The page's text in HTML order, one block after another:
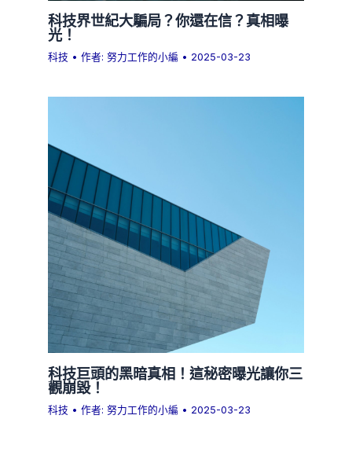
科技界世紀大騙局？你還在信？真相曝
光！
科技 • 作者:努力工作的小編 • 2025-03-23
科技巨頭的黑暗真相！這秘密曝光讓你三
觀崩毀！
科技 • 作者:努力工作的小編 • 2025-03-23